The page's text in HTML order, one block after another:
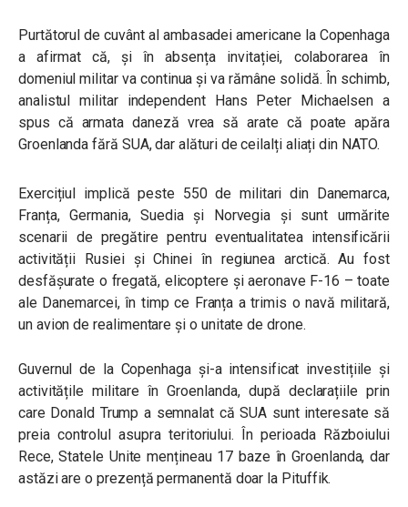
Purtătorul de cuvânt al ambasadei americane la Copenhaga
a afirmat că, și în absența invitației, colaborarea în
domeniul militar va continua și va rămâne solidă. În schimb,
analistul militar independent Hans Peter Michaelsen a
spus că armata daneză vrea să arate că poate apăra
Groenlanda fără SUA, dar alături de ceilalți aliați din NATO.
Exercițiul implică peste 550 de militari din Danemarca,
Franța, Germania, Suedia și Norvegia și sunt urmărite
scenarii de pregătire pentru eventualitatea intensificării
activității Rusiei și Chinei în regiunea arctică. Au fost
desfășurate o fregată, elicoptere și aeronave F-16 – toate
ale Danemarcei, în timp ce Franța a trimis o navă militară,
un avion de realimentare și o unitate de drone.
Guvernul de la Copenhaga și-a intensificat investițiile și
activitățile militare în Groenlanda, după declarațiile prin
care Donald Trump a semnalat că SUA sunt interesate să
preia controlul asupra teritoriului. În perioada Războiului
Rece, Statele Unite mențineau 17 baze în Groenlanda, dar
astăzi are o prezență permanentă doar la Pituffik.